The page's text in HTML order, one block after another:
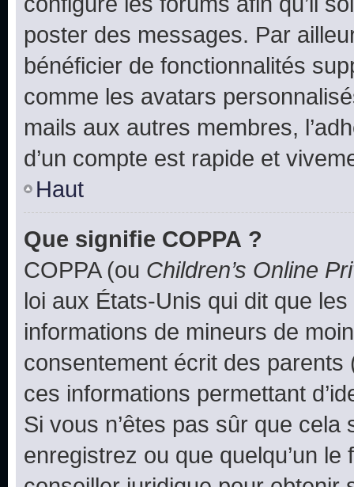
poster des messages. Par
bénéficier de fonctionnalités
comme les avatars
mails aux autres membres,
d’un compte est rapide et
Haut
Que signifie COPPA ?
COPPA (ou Children’s Online
loi aux États-Unis qui dit que
informations de mineurs de
consentement écrit des parents
ces informations permettant
Si vous n’êtes pas sûr que
enregistrez ou que quelqu’un